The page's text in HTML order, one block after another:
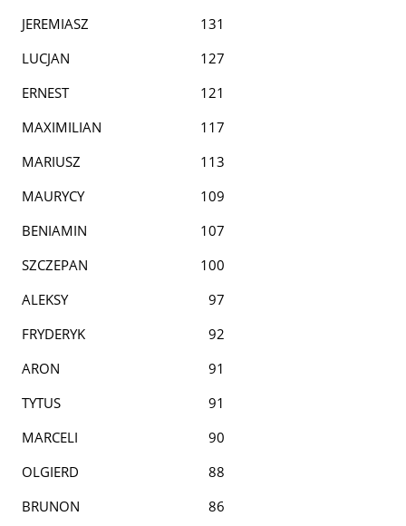
JEREMIASZ
131
LUCJAN
127
ERNEST
121
MAXIMILIAN
117
MARIUSZ
113
MAURYCY
109
BENIAMIN
107
SZCZEPAN
100
ALEKSY
97
FRYDERYK
92
ARON
91
TYTUS
91
MARCELI
90
OLGIERD
88
BRUNON
86